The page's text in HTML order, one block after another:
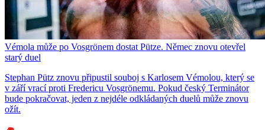
Vémola může po Vosgrönem dostat Pütze. Němec znovu otevřel
starý duel
Stephan Pütz znovu připustil souboj s Karlosem Vémolou, který se
v září vrací proti Fredericu Vosgrönemu. Pokud český Terminátor
bude pokračovat, jeden z nejdéle odkládaných duelů může znovu
ožít.